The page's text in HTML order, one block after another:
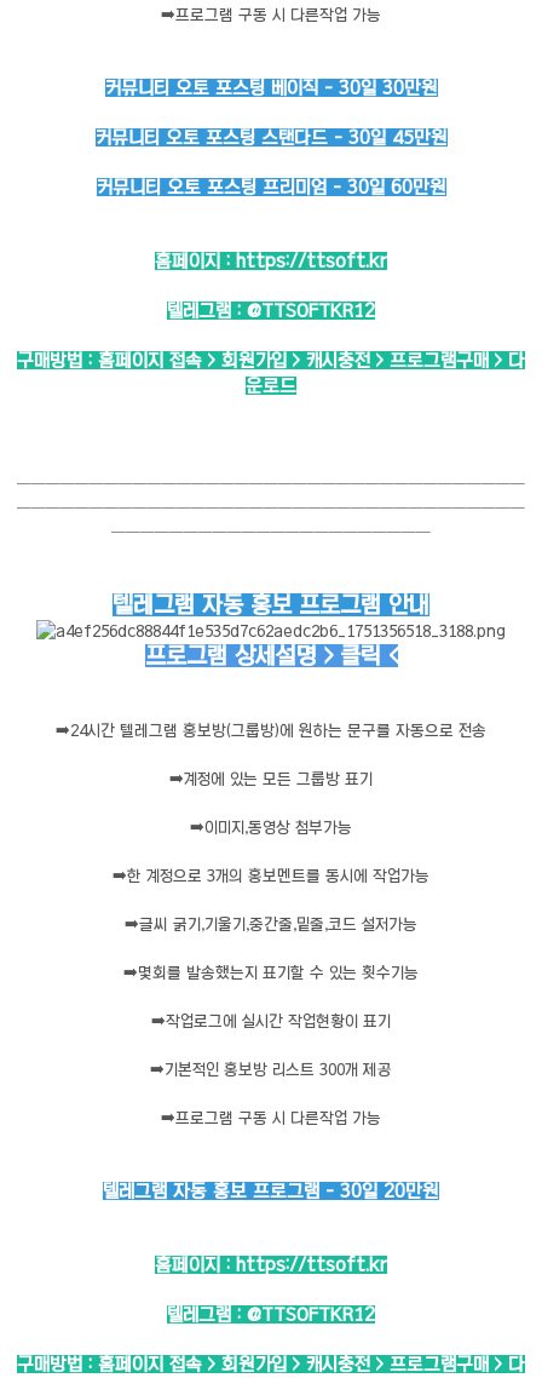
➡️프로그램 구동 시 다른작업 가능
커뮤니티 오토 포스팅 베이직 - 30일 30만원
커뮤니티 오토 포스팅 스탠다드 - 30일 45만원
커뮤니티 오토 포스팅 프리미엄 - 30일 60만원
홈페이지 : https://ttsoft.kr
텔레그램 : @TTSOFTKR12
구매방법 : 홈페이지 접속 > 회원가입 > 캐시충전 > 프로그램구매 > 다
운로드
───────────────────────────────────
───────────────────────────────────
──────────────────────
텔레그램 자동 홍보 프로그램 안내
프로그램 상세설명 > 클릭 <
➡️24시간 텔레그램 홍보방(그룹방)에 원하는 문구를 자동으로 전송
➡️계정에 있는 모든 그룹방 표기
➡️이미지,동영상 첨부가능
➡️한 계정으로 3개의 홍보멘트를 동시에 작업가능
➡️글씨 굵기,기울기,중간줄,밑줄,코드 설저가능
➡️몇회를 발송했는지 표기할 수 있는 횟수기능
➡️작업로그에 실시간 작업현황이 표기
➡️기본적인 홍보방 리스트 300개 제공
➡️프로그램 구동 시 다른작업 가능
텔레그램 자동 홍보 프로그램 - 30일 20만원
홈페이지 : https://ttsoft.kr
텔레그램 : @TTSOFTKR12
구매방법 : 홈페이지 접속 > 회원가입 > 캐시충전 > 프로그램구매 > 다